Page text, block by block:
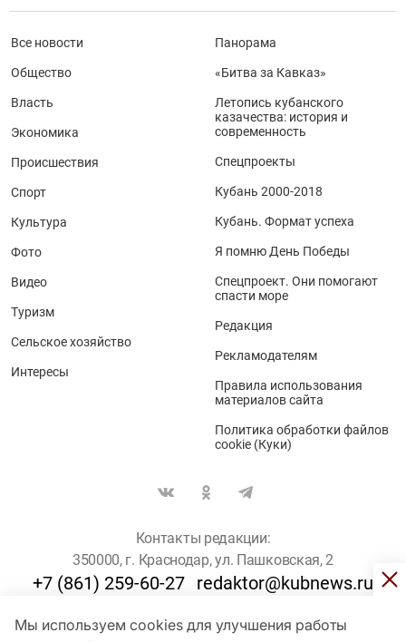
Мы используем cookies для улучшения работы
Все новости
Общество
Власть
Экономика
Происшествия
Спорт
Культура
Фото
Видео
Туризм
Сельское хозяйство
Интересы
Панорама
«Битва за Кавказ»
Летопись кубанского
казачества: история и
современность
Спецпроекты
Кубань 2000-2018
Кубань. Формат успеха
Я помню День Победы
Спецпроект. Они помогают
спасти море
Редакция
Рекламодателям
Правила использования
материалов сайта
Политика обработки файлов
cookie (Куки)
Контакты редакции:
350000, г. Краснодар, ул. Пашковская, 2
+7 (861) 259-60-27 redaktor@kubnews.ru
Для пользователей старше 16 лет